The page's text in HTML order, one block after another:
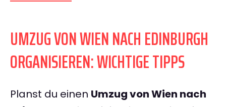
UMZUG VON WIEN NACH EDINBURGH
ORGANISIEREN: WICHTIGE TIPPS
Planst du einen Umzug von Wien nach